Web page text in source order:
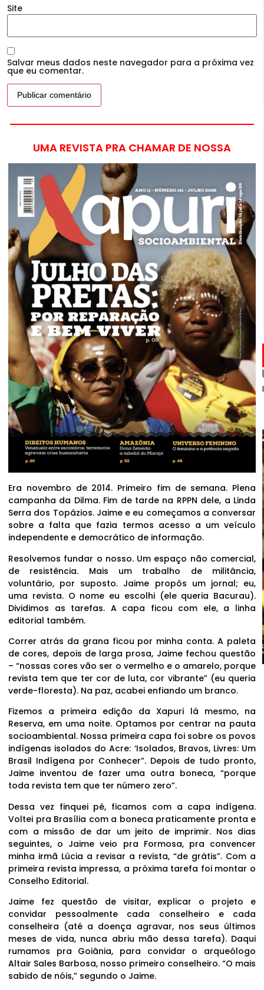
Site
Salvar meus dados neste navegador para a próxima vez
que eu comentar.
UMA REVISTA PRA CHAMAR DE NOSSA
Era novembro de 2014. Primeiro fim de semana. Plena
campanha da Dilma. Fim de tarde na RPPN dele, a Linda
Serra dos Topázios. Jaime e eu começamos a conversar
sobre a falta que fazia termos acesso a um veículo
independente e democrático de informação.
Resolvemos fundar o nosso. Um espaço não comercial,
de resistência. Mais um trabalho de militância,
voluntário, por suposto. Jaime propôs um jornal; eu,
uma revista. O nome eu escolhi (ele queria Bacurau).
Dividimos as tarefas. A capa ficou com ele, a linha
editorial também.
Correr atrás da grana ficou por minha conta. A paleta
de cores, depois de larga prosa, Jaime fechou questão
– “nossas cores vão ser o vermelho e o amarelo, porque
revista tem que ter cor de luta, cor vibrante” (eu queria
verde-floresta). Na paz, acabei enfiando um branco.
Fizemos a primeira edição da Xapuri lá mesmo, na
Reserva, em uma noite. Optamos por centrar na pauta
socioambiental. Nossa primeira capa foi sobre os povos
indígenas isolados do Acre: ‘Isolados, Bravos, Livres: Um
Brasil Indígena por Conhecer”. Depois de tudo pronto,
Jaime inventou de fazer uma outra boneca, “porque
toda revista tem que ter número zero”.
Dessa vez finquei pé, ficamos com a capa indígena.
Voltei pra Brasília com a boneca praticamente pronta e
com a missão de dar um jeito de imprimir. Nos dias
seguintes, o Jaime veio pra Formosa, pra convencer
minha irmã Lúcia a revisar a revista, “de grátis”. Com a
primeira revista impressa, a próxima tarefa foi montar o
Conselho Editorial.
Jaime fez questão de visitar, explicar o projeto e
convidar pessoalmente cada conselheiro e cada
conselheira (até a doença agravar, nos seus últimos
meses de vida, nunca abriu mão dessa tarefa). Daqui
rumamos pra Goiânia, para convidar o arqueólogo
Altair Sales Barbosa, nosso primeiro conselheiro. “O mais
sabido de nóis,” segundo o Jaime.